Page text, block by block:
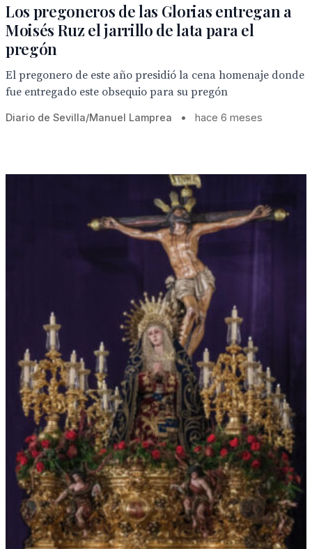
Los pregoneros de las Glorias entregan a
Moisés Ruz el jarrillo de lata para el
pregón
El pregonero de este año presidió la cena homenaje donde
fue entregado este obsequio para su pregón
Diario de Sevilla/Manuel Lamprea • hace 6 meses